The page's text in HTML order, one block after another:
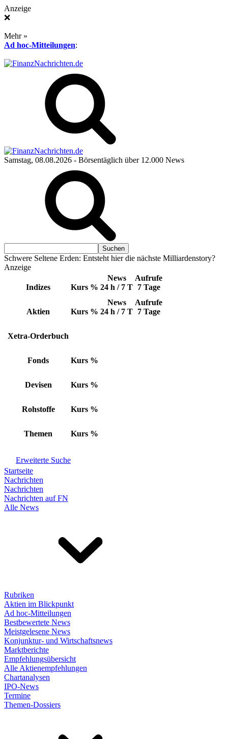
Anzeige
❌
Mehr »
Ad hoc-Mitteilungen:
Samstag, 08.08.2026 - Börsentäglich über 12.000 News
Schwere Seltene Erden: Entsteht hier die nächste Milliardenstory?
Anzeige
Indizes Kurs %
News
24 h / 7 T
Aufrufe
7 Tage
Aktien Kurs %
News
24 h / 7 T
Aufrufe
7 Tage
Xetra-Orderbuch
Fonds Kurs %
Devisen Kurs %
Rohstoffe Kurs %
Themen Kurs %
Erweiterte Suche
Startseite
Nachrichten
Nachrichten
Nachrichten auf FN
Alle News
Rubriken
Aktien im Blickpunkt
Ad hoc-Mitteilungen
Bestbewertete News
Meistgelesene News
Konjunktur- und Wirtschaftsnews
Marktberichte
Empfehlungsübersicht
Alle Aktienempfehlungen
Chartanalysen
IPO-News
Termine
Themen-Dossiers